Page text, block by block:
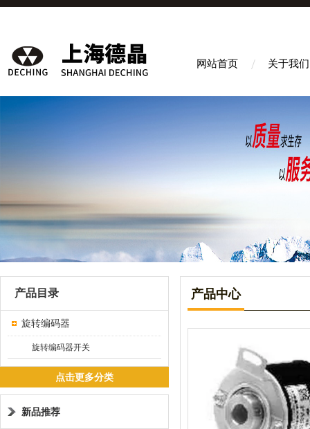
网站首页 关于我们
产品目录
旋转编码器
旋转编码器开关
点击更多分类
新品推荐
产品中心